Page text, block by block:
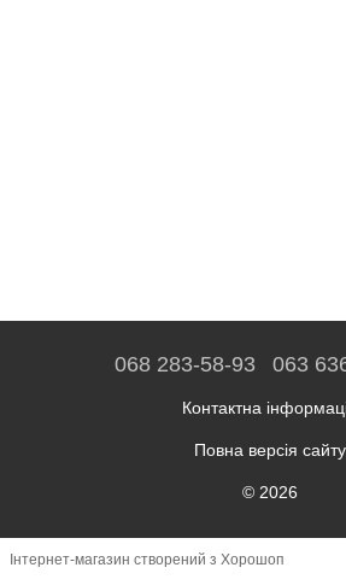
068 283-58-93 063
Контактна
Повна версія сайту
© 2026
Інтернет-магазин створений з Хорошоп